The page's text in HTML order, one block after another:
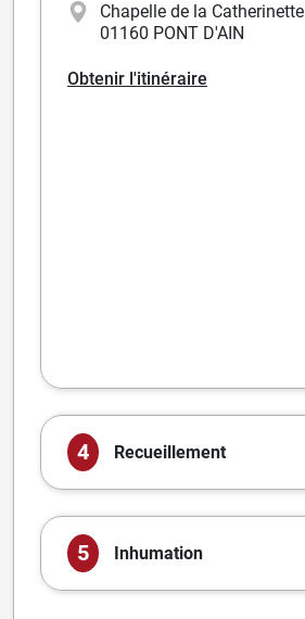
Chapelle de la Catherinette
01160 PONT D'AIN
Obtenir l'itinéraire
4 Recueillement
5 Inhumation